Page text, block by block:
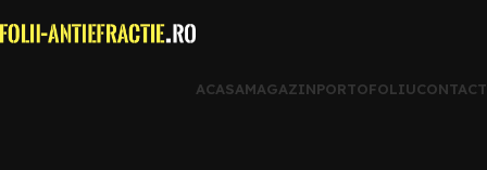
ACASAMAGAZINPORTOFOLIUCONTACT